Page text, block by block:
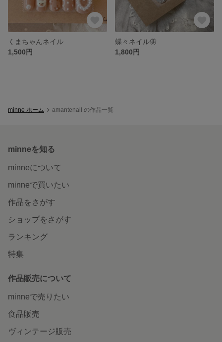
くまちゃんネイル
1,500円
蝶々ネイル🦋
1,800円
minne ホーム amantenail の作品一覧
minneを知る
minneについて
minneで買いたい
作品をさがす
ショップをさがす
ランキング
特集
作品販売について
minneで売りたい
食品販売
ヴィンテージ販売